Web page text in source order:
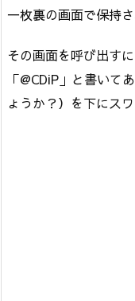
一枚裏の画面で保持
その画面を呼び出す
「@CDiP」と書いて
ょうか？）を下にスワ